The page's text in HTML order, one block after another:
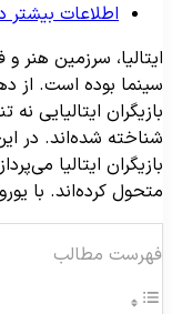
اطلاعات بیشتر
سرزمین هنر و
بوده است. از
ایتالیایی نه
ایتالیا
کرده‌اند. با
مطالب